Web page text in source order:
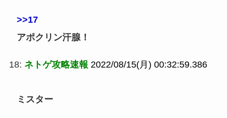
>>17
アポクリン汗腺！
18: ネトゲ攻略速報 2022/08/15(月) 00:32:59.386
ミスター